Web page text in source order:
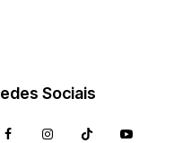
Sociais